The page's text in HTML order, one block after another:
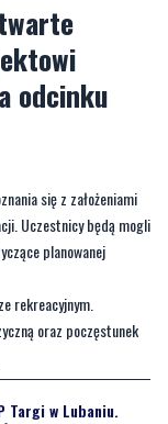
odcinku
się z założeniami
Uczestnicy będą mogli
planowanej
rekreacyjnym.
oraz poczęstunek
Targi w Lubaniu.